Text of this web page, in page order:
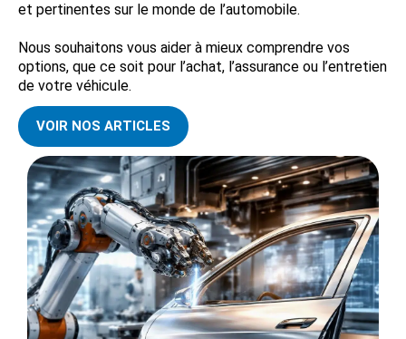
et pertinentes sur le monde de l’automobile.
Nous souhaitons vous aider à mieux comprendre vos
options, que ce soit pour l’achat, l’assurance ou l’entretien
de votre véhicule.
VOIR NOS ARTICLES